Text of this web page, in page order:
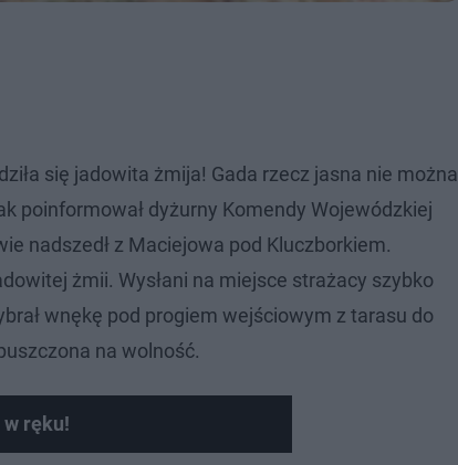
się jadowita żmija! Gada rzecz jasna nie można
poinformował dyżurny Komendy Wojewódzkiej
nadszedł z Maciejowa pod Kluczborkiem.
żmii. Wysłani na miejsce strażacy szybko
wnękę pod progiem wejściowym z tarasu do
na wolność.
ręku!